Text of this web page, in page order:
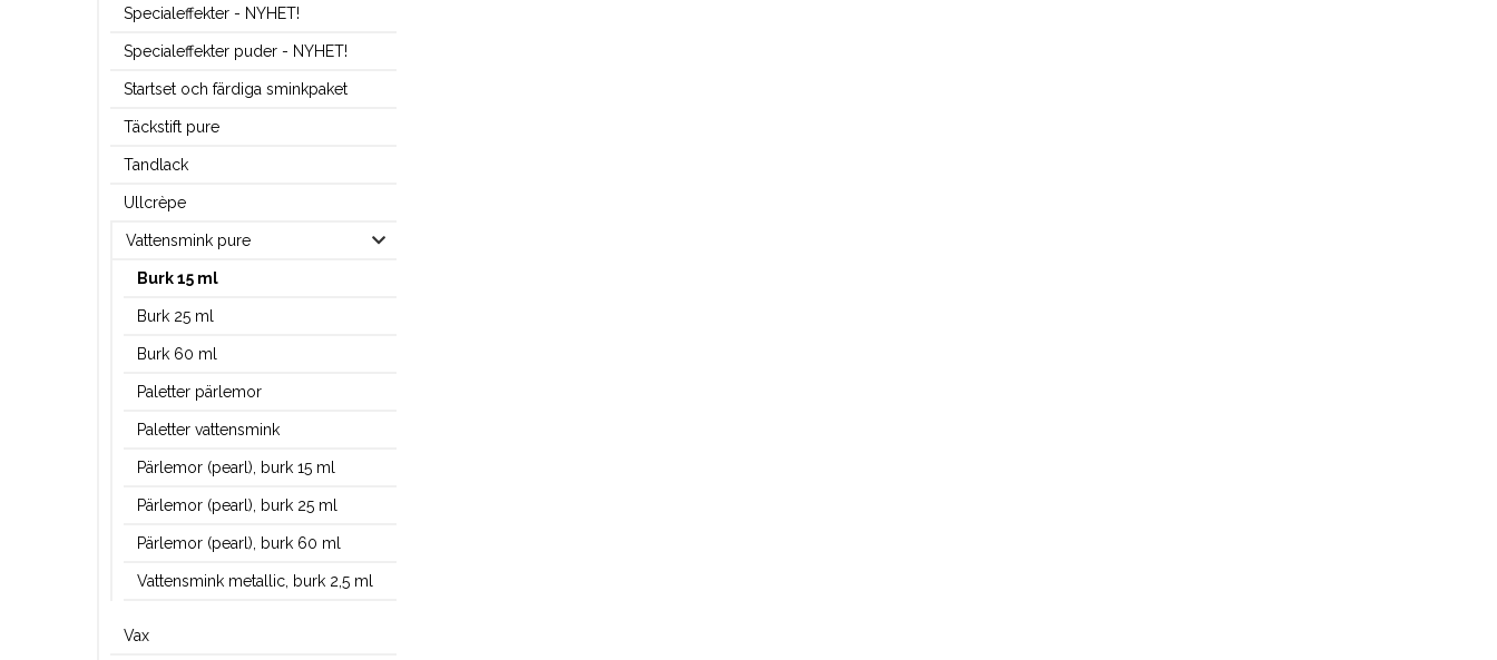
Specialeffekter - NYHET!
Specialeffekter puder - NYHET!
Startset och färdiga sminkpaket
Täckstift pure
Tandlack
Ullcrèpe
Vattensmink pure
Burk 15 ml
Burk 25 ml
Burk 60 ml
Paletter pärlemor
Paletter vattensmink
Pärlemor (pearl), burk 15 ml
Pärlemor (pearl), burk 25 ml
Pärlemor (pearl), burk 60 ml
Vattensmink metallic, burk 2,5 ml
Vax